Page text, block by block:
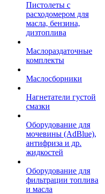
Пистолеты с
расходомером для
масла, бензина,
дизтоплива
Маслораздаточные
комплекты
Маслосборники
Нагнетатели густой
смазки
Оборудование для
мочевины (AdBlue),
антифриза и др.
жидкостей
Оборудование для
фильтрации топлива
и масла